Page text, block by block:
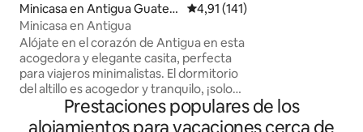
Minicasa en Antigua Guatem
ala
Calificación promedio: 4,91 de
4,91 (141)
Minicasa en Antigua
Alójate en el corazón de Antigua en esta
acogedora y elegante casita, perfecta
para viajeros minimalistas. El dormitorio
del altillo es acogedor y tranquilo, ¡solo
ten cuidado con la cabeza al subir!
Disfruta de una cocina totalmente
hoy mismo!
Prestaciones populares de los